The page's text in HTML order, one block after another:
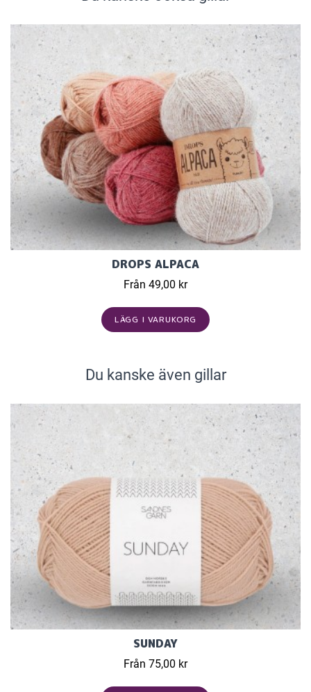
DROPS ALPACA
Från 49,00 kr
LÄGG I VARUKORG
Du kanske även gillar
SUNDAY
Från 75,00 kr